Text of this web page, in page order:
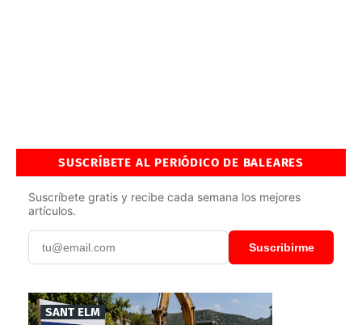
SUSCRÍBETE AL PERIÓDICO DE BALEARES
Suscríbete gratis y recibe cada semana los mejores
artículos.
Suscribirme
SANT ELM